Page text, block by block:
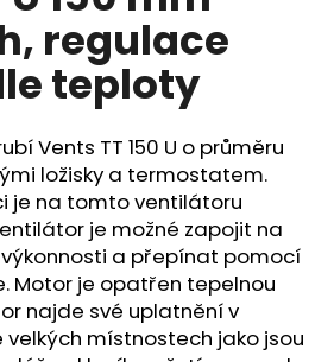
regulace
teploty
Vents TT 150 U o průměru
ložisky a termostatem.
je na tomto ventilátoru
je možné zapojit na
a přepínat pomocí
Motor je opatřen tepelnou
najde své uplatnění v
místnostech jako jsou
HLEDAT